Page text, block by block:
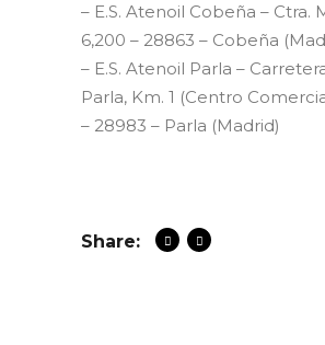
– E.S. Atenoil Cobeña – Ctra.
6,200 – 28863 – Cobeña
– E.S. Atenoil Parla –
Parla, Km. 1 (Centro
– 28983 – Parla (Madrid)
Share: